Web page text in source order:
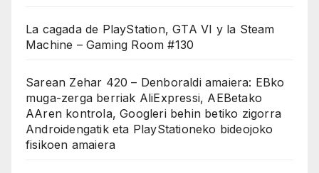
La cagada de PlayStation, GTA VI y la Steam
Machine – Gaming Room #130
Sarean Zehar 420 – Denboraldi amaiera: EBko
muga-zerga berriak AliExpressi, AEBetako
AAren kontrola, Googleri behin betiko zigorra
Androidengatik eta PlayStationeko bideojoko
fisikoen amaiera